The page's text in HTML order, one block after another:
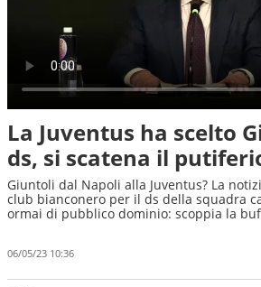
La Juventus ha scelto
ds, si scatena il
Giuntoli dal Napoli alla Juventus? La
club bianconero per il ds della squadra
ormai di pubblico dominio: scoppia la
06/05/23 10:36